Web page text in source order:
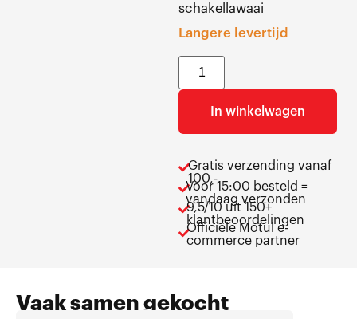
schakellawaai
Langere levertijd
In winkelwagen
Gratis verzending vanaf
100,-
Voor 15:00 besteld =
vandaag verzonden
9,5/10 uit 150+
klantbeoordelingen
Officiële Motul e-
commerce partner
Vaak samen gekocht